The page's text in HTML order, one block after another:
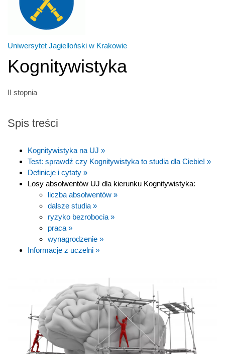
Uniwersytet Jagielloński w Krakowie
Kognitywistyka
II stopnia
Spis treści
Kognitywistyka na UJ »
Test: sprawdź czy Kognitywistyka to studia dla Ciebie! »
Definicje i cytaty »
Losy absolwentów UJ dla kierunku Kognitywistyka:
liczba absolwentów »
dalsze studia »
ryzyko bezrobocia »
praca »
wynagrodzenie »
Informacje z uczelni »